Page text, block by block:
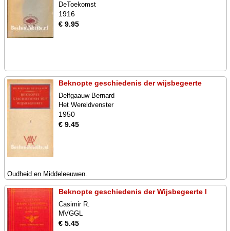
DeToekomst
1916
€ 9.95
Beknopte geschiedenis der wijsbegeerte
Delfgaauw Bernard
Het Wereldvenster
1950
€ 9.45
Oudheid en Middeleeuwen.
Beknopte geschiedenis der Wijsbegeerte I
Casimir R.
MVGGL
€ 5.45